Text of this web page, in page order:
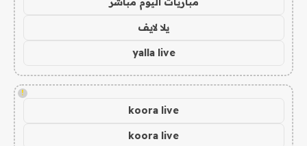
يلا لايف
yalla live
!
koora live
koora live